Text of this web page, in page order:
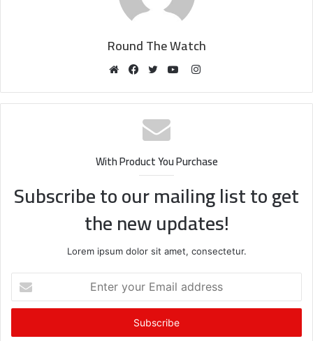
Round The Watch
Instagram
With Product You Purchase
Subscribe to our mailing list to get
the new updates!
Lorem ipsum dolor sit amet, consectetur.
your
Email